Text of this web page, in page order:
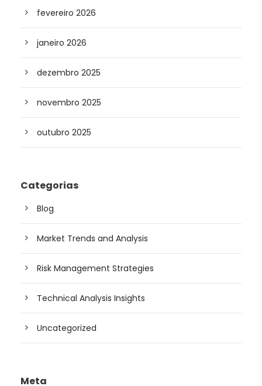
fevereiro 2026
janeiro 2026
dezembro 2025
novembro 2025
outubro 2025
Categorias
Blog
Market Trends and Analysis
Risk Management Strategies
Technical Analysis Insights
Uncategorized
Meta